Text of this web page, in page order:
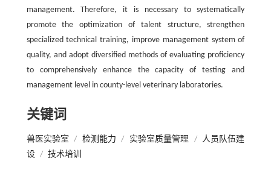
management. Therefore, it is necessary to systematically
promote the optimization of talent structure, strengthen
specialized technical training, improve management system of
quality, and adopt diversified methods of evaluating proficiency
to comprehensively enhance the capacity of testing and
management level in county-level veterinary laboratories.
关键词
兽医实验室 / 检测能力 / 实验室质量管理 / 人员队伍建
设 / 技术培训